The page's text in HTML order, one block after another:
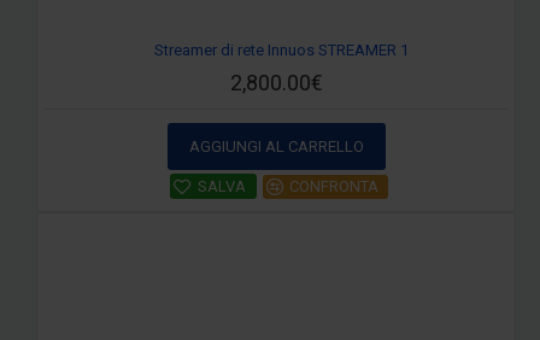
Streamer di rete Innuos STREAMER 1
2,800.00€
AGGIUNGI AL CARRELLO
SALVA CONFRONTA